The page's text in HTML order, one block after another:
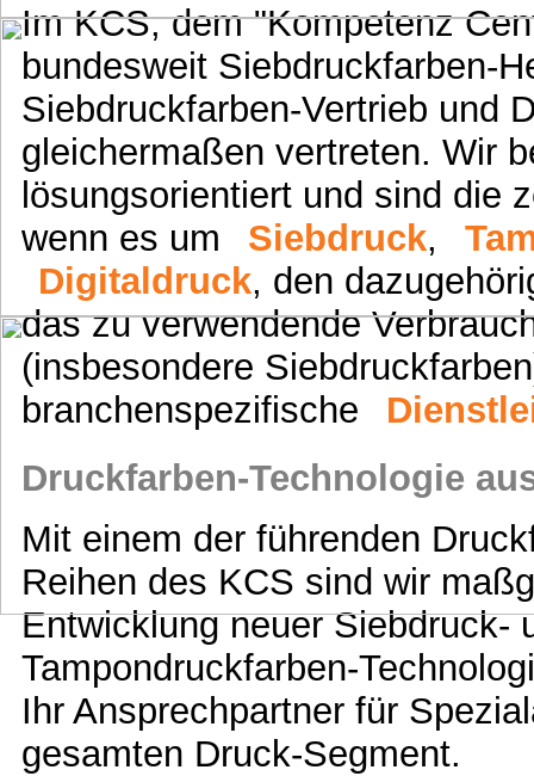
Im KCS, dem "Kompetenz
bundesweit Siebdruckfarben-
Siebdruckfarben-Vertrieb und
gleichermaßen vertreten. Wir
lösungsorientiert und sind die
wenn es um
Siebdruck,
Digitaldruck, den
das zu verwendende
(insbesondere
branchenspezifische
Druckfarben-Technologie
Mit einem der führenden
Reihen des KCS sind wir
Entwicklung neuer Siebdruck-
Tampondruckfarben-
Ihr Ansprechpartner für
gesamten Druck-Segment.